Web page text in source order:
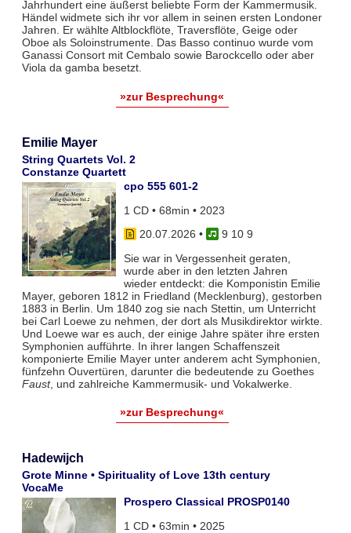
Jahrhundert eine äußerst beliebte Form der Kammermusik.
Händel widmete sich ihr vor allem in seinen ersten Londoner
Jahren. Er wählte Altblockflöte, Traversflöte, Geige oder
Oboe als Soloinstrumente. Das Basso continuo wurde vom
Ganassi Consort mit Cembalo sowie Barockcello oder aber
Viola da gamba besetzt.
»zur Besprechung«
Emilie Mayer
String Quartets Vol. 2
Constanze Quartett
cpo 555 601-2
1 CD • 68min • 2023
20.07.2026 •
9 10 9
Sie war in Vergessenheit geraten,
wurde aber in den letzten Jahren
wieder entdeckt: die Komponistin Emilie
Mayer, geboren 1812 in Friedland (Mecklenburg), gestorben
1883 in Berlin. Um 1840 zog sie nach Stettin, um Unterricht
bei Carl Loewe zu nehmen, der dort als Musikdirektor wirkte.
Und Loewe war es auch, der einige Jahre später ihre ersten
Symphonien aufführte. In ihrer langen Schaffenszeit
komponierte Emilie Mayer unter anderem acht Symphonien,
fünfzehn Ouvertüren, darunter die bedeutende zu Goethes
Faust, und zahlreiche Kammermusik- und Vokalwerke.
»zur Besprechung«
Hadewijch
Grote Minne • Spirituality of Love 13th century
VocaMe
Prospero Classical PROSP0140
1 CD • 63min • 2025